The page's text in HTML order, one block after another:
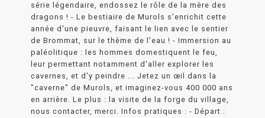
série légendaire, endossez le rôle de la mère des
dragons ! - Le bestiaire de Murols s'enrichit cette
année d'une pieuvre, faisant le lien avec le sentier
de Brommat, sur le thème de l'eau ! - Immersion au
paléolitique : les hommes domestiquent le feu,
leur permettant notamment d'aller explorer les
cavernes, et d'y peindre ... Jetez un œil dans la
"caverne" de Murols, et imaginez-vous 400 000 ans
en arrière. Le plus : la visite de la forge du village,
nous contacter, merci. Infos pratiques : - Départ :